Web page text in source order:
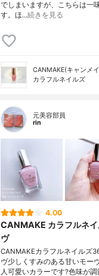
でしまいますが、こちらは一
す。ほ…続きを見る
CANMAKE(キャンメ
カラフルネイルズ
元美容部員
rin
4.00
CANMAKE カラフルネ
ヴ
CANMAKEカラフルネイルズ
ヴ少しくすみのある甘いモー
人可愛いカラーです?色味が